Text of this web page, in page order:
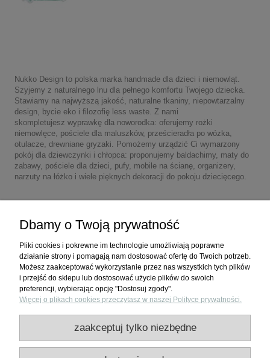
Nukko Design to polska marka handmade dla dzieci i niemowląt.
Szyjemy z naturalnego lnu dla pełnego komfortu Twojego dziecka.
Stawiamy na najwyższą jakość, naturalne tkaniny, niepowtarzalny
design, bycie eko i filozofię less waste. Z nami
skompletujesz wyprawkę dla noworodka: oferujemy rożki
niemowlęce, pościele dla maluszków, prześcieradła po wózka,
otulacze, drewniane gryzaki. Pomożemy urządzić Ci wymarzony
pokój dla dziewczynki i chłopca: proponujemy baldachimy, maty do
zabawy, pościele dla dzieci, pufy, mobile na ścianę, organizery,
narzuty na łóżko i wiele pięknych dekoracji do pokoju dziecięcego.
Zakupy
Pomoc
Dbamy o Twoją prywatność
Pliki cookies i pokrewne im technologie umożliwiają poprawne
działanie strony i pomagają nam dostosować ofertę do Twoich potrzeb.
Możesz zaakceptować wykorzystanie przez nas wszystkich tych plików
i przejść do sklepu lub dostosować użycie plików do swoich
preferencji, wybierając opcję "Dostosuj zgody".
Więcej o plikach cookies przeczytasz w naszej Polityce prywatności.
zaakceptuj tylko niezbędne